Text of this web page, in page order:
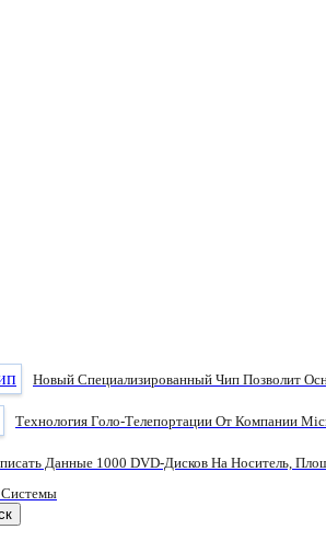
Новый Специализированный Чип Позволит
Технология Голо-Телепортации От Компании
Данные 1000 DVD-Дисков На Носитель,
Системы